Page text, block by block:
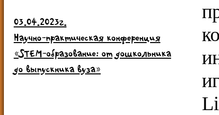
03.04.2023г.
Научно-практическая конференция
«STEM-образование: от дошкольника
до выпускника вуза»